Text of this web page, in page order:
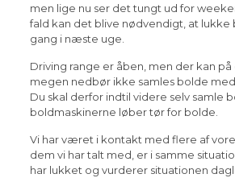
men lige nu ser det tungt ud for
fald kan det blive nødvendigt, at lukke
gang i næste uge.
Driving range er åben, men der kan på
megen nedbør ikke samles bolde
Du skal derfor indtil videre selv samle
boldmaskinerne løber tør for bolde.
Vi har været i kontakt med flere af
dem vi har talt med, er i samme
har lukket og vurderer situationen